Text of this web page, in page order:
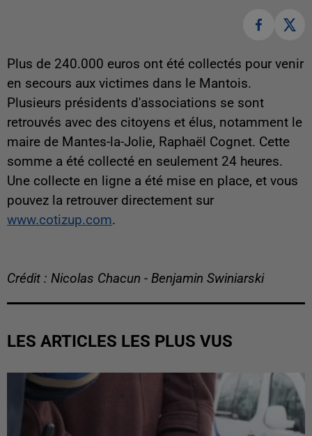
Plus de 240.000 euros ont été collectés pour venir
en secours aux victimes dans le Mantois.
Plusieurs présidents d'associations se sont
retrouvés avec des citoyens et élus, notamment le
maire de Mantes-la-Jolie, Raphaël Cognet. Cette
somme a été collecté en seulement 24 heures.
Une collecte en ligne a été mise en place, et vous
pouvez la retrouver directement sur
www.cotizup.com.
Crédit : Nicolas Chacun - Benjamin Swiniarski
LES ARTICLES LES PLUS VUS